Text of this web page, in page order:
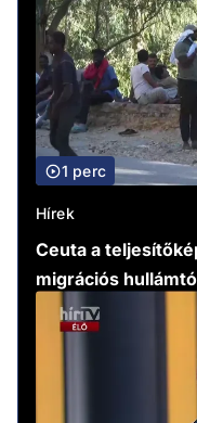
1 perc
Hírek
Ceuta a
migrációs